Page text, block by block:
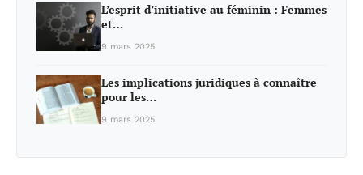
L’esprit d’initiative au féminin : Femmes
et…
9 mars 2025
Les implications juridiques à connaître
pour les…
9 mars 2025